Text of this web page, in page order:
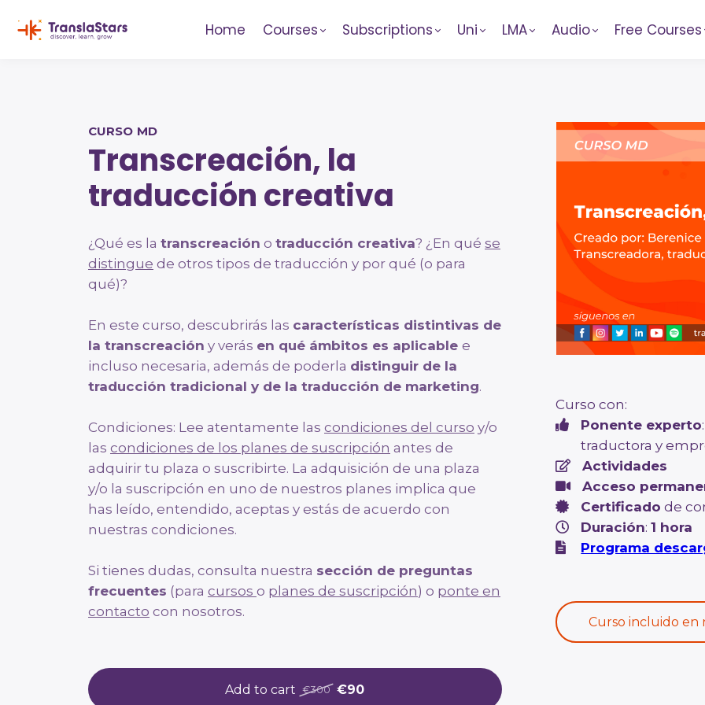
Home Courses Subscriptions Uni LMA Audio Free Courses
CURSO MD
Transcreación, la
traducción creativa
¿Qué es la transcreación o traducción creativa? ¿En qué se
distingue de otros tipos de traducción y por qué (o para
qué)?
En este curso, descubrirás las características distintivas de
la transcreación y verás en qué ámbitos es aplicable e
incluso necesaria, además de poderla distinguir de la
traducción tradicional y de la traducción de marketing.
Condiciones: Lee atentamente las condiciones del curso y/o
las condiciones de los planes de suscripción antes de
adquirir tu plaza o suscribirte. La adquisición de una plaza
y/o la suscripción en uno de nuestros planes implica que
has leído, entendido, aceptas y estás de acuerdo con
nuestras condiciones.
Si tienes dudas, consulta nuestra sección de preguntas
frecuentes (para cursos o planes de suscripción) o ponte en
contacto con nosotros.
Add to cart €300 €90
Curso con:
Ponente experto
traductora y
Actividades
Acceso
Certificado de
Duración:1 hora
Programa
Curso incluido en